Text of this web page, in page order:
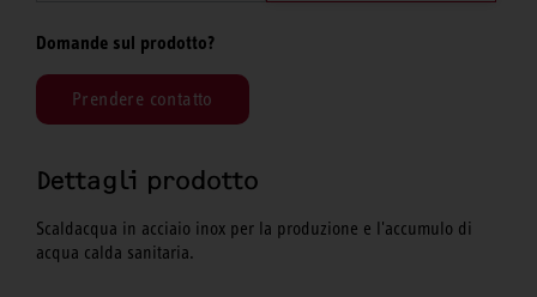
Domande sul prodotto?
Prendere contatto
Dettagli prodotto
Scaldacqua in acciaio inox per la produzione e l'accumulo di
acqua calda sanitaria.